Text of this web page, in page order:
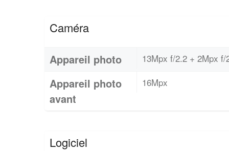
Caméra
Appareil photo 13Mpx f/2.2 + 2Mpx f/
Appareil photo
avant
16Mpx
Logiciel